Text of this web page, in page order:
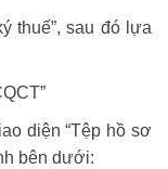
thuế”, sau đó lựa
diện “Tệp hồ sơ
bên dưới: